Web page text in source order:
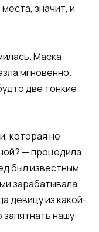
значит, и
Маска
мгновенно.
две тонкие
которая не
— процедила
был известным
зарабатывала
девицу из какой-
нашу